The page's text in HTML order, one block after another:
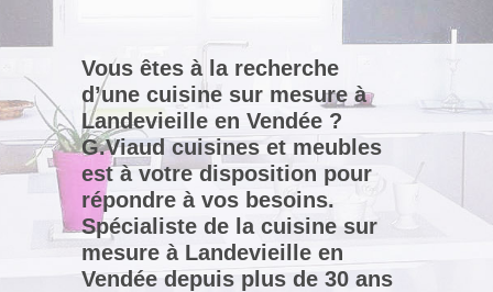
Vous êtes à la recherche
d’une cuisine sur mesure à
Landevieille en Vendée ?
G.Viaud cuisines et meubles
est à votre disposition pour
répondre à vos besoins.
Spécialiste de la cuisine sur
mesure à Landevieille en
Vendée depuis plus de 30 ans